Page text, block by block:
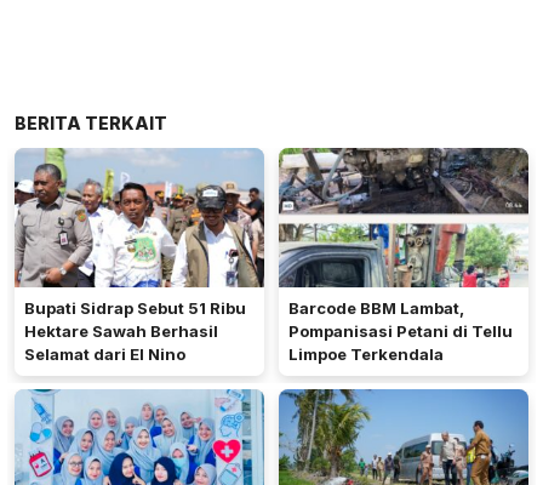
BERITA TERKAIT
Bupati Sidrap Sebut 51 Ribu
Hektare Sawah Berhasil
Selamat dari El Nino
Barcode BBM Lambat,
Pompanisasi Petani di Tellu
Limpoe Terkendala